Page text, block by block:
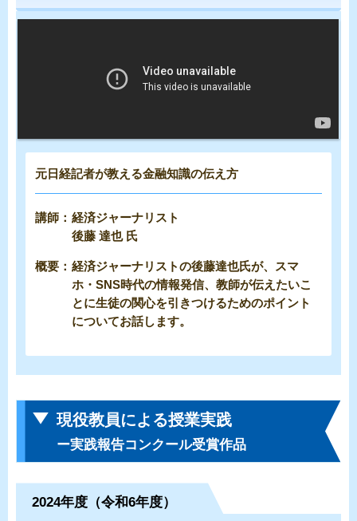
元日経記者が教える金融知識の伝え方
経済ジャーナリスト
後藤 達也 氏
経済ジャーナリストの後藤達也氏が、スマ
ホ・SNS時代の情報発信、教師が伝えたいこ
とに生徒の関心を引きつけるためのポイント
についてお話します。
現役教員による授業実践
ー実践報告コンクール受賞作品
2024年度（令和6年度）